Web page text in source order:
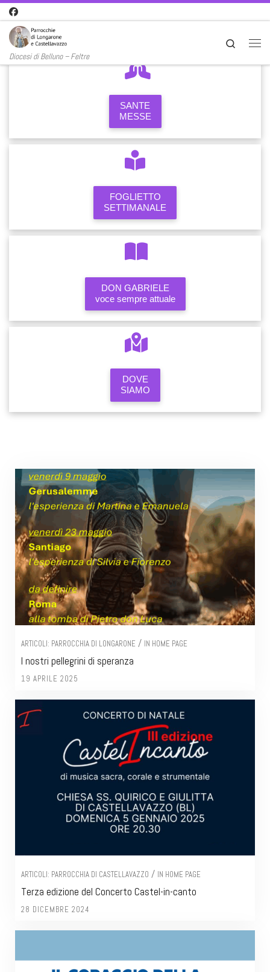
Passa al contenuto
Diocesi di Belluno – Feltre
Search
SANTE
MESSE
FOGLIETTO
SETTIMANALE
DON GABRIELE
voce sempre attuale
DOVE
SIAMO
ARTICOLI: PARROCCHIA DI LONGARONE / IN HOME PAGE
I nostri pellegrini di speranza
19 APRILE 2025
ARTICOLI: PARROCCHIA DI CASTELLAVAZZO / IN HOME PAGE
Terza edizione del Concerto Castel-in-canto
28 DICEMBRE 2024